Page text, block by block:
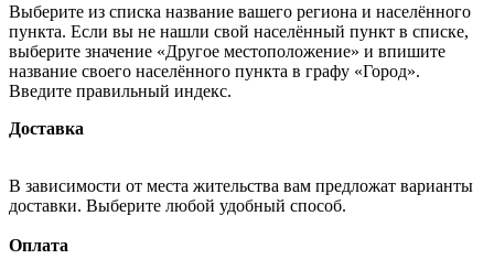
Выберите из списка название вашего региона и населённого
пункта. Если вы не нашли свой населённый пункт в списке,
выберите значение «Другое местоположение» и впишите
название своего населённого пункта в графу «Город».
Введите правильный индекс.
Доставка
В зависимости от места жительства вам предложат варианты
доставки. Выберите любой удобный способ.
Оплата